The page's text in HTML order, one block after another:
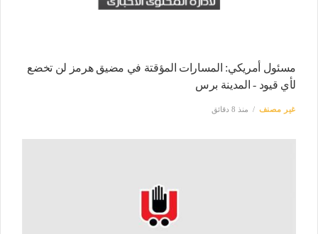
مسئول أمريكي: المسارات المؤقتة في مضيق هرمز لن تخضع
لأي قيود - المدينة برس
غير مصنف منذ 8 دقائق